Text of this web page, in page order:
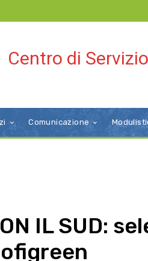
Centro di
Comunicazione
IL SUD: